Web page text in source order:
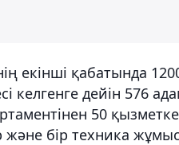
екінші қабатында
келгенге дейін 576
50
бір техника